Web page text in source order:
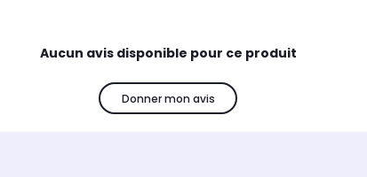
Aucun avis disponible pour ce produit
Donner mon avis